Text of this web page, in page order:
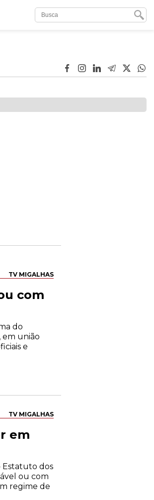
TV MIGALHAS
com
do
em união
e
TV MIGALHAS
em
Estatuto dos
ou com
regime de